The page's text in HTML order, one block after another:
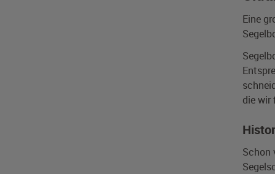
Eine
die wir
Schon